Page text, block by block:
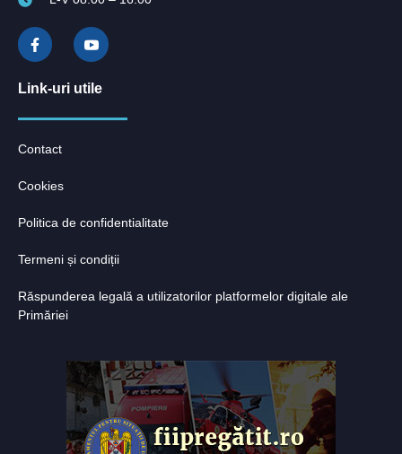
Link-uri utile
Contact
Cookies
Politica de confidentialitate
Termeni și condiții
Răspunderea legală a utilizatorilor platformelor digitale ale
Primăriei